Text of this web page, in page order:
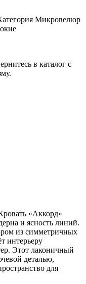
Микровелюр
в каталог с
«Аккорд»
и ясность линий.
из симметричных
интерьеру
Этот лаконичный
деталью,
для